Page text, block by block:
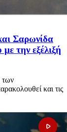
Σαρωνίδα
την εξέλιξή
των
και τις